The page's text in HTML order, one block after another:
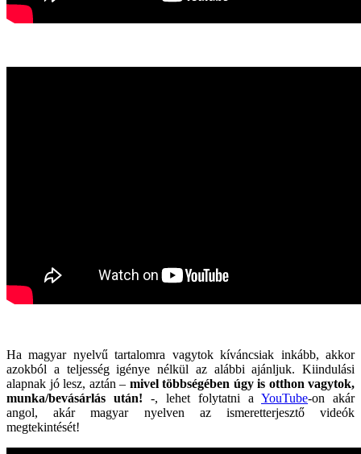
Ha magyar nyelvű tartalomra vagytok kíváncsiak inkább, akkor
azokból a teljesség igénye nélkül az alábbi ajánljuk. Kiindulási
alapnak jó lesz, aztán – mivel többségében úgy is otthon vagytok,
munka/bevásárlás után! -, lehet folytatni a YouTube-on akár
angol, akár magyar nyelven az ismeretterjesztő videók
megtekintését!